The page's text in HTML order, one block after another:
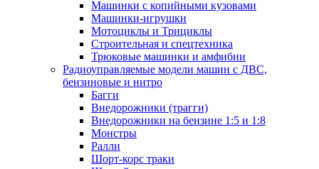
Машинки с копийными кузовами
Машинки-игрушки
Мотоциклы и Трициклы
Строительная и спецтехника
Трюковые машинки и амфибии
Радиоуправляемые модели машин с ДВС,
бензиновые и нитро
Багги
Внедорожники (трагги)
Внедорожники на бензине 1:5 и 1:8
Монстры
Ралли
Шорт-корс траки